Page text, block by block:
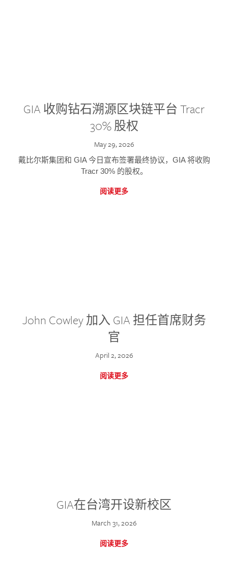
GIA 收购钻石溯源区块链平台 Tracr
30% 股权
May 29, 2026
戴比尔斯集团和 GIA 今日宣布签署最终协议，GIA 将收购
Tracr 30% 的股权。
阅读更多
John Cowley 加入 GIA 担任首席财务
官
April 2, 2026
阅读更多
GIA在台湾开设新校区
March 31, 2026
阅读更多